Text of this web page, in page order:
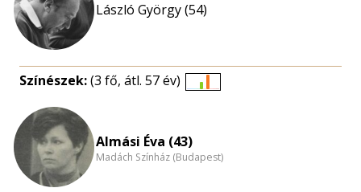
László György (54)
Színészek:(3 fő, átl. 57 év)
Almási Éva (43)
Madách Színház (Budapest)